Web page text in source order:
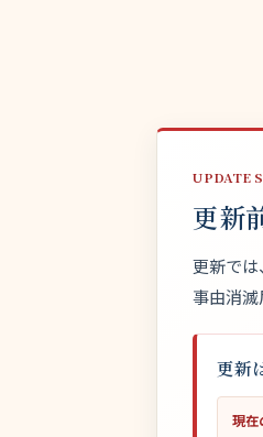
UPDATE
更新
更新で
事由消滅
更新
現在